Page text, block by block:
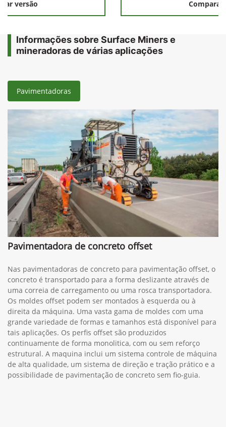
versão Comparar
Informações sobre Surface Miners e
mineradoras de várias aplicações
Pavimentadoras
Pavimentadora de concreto offset
Nas pavimentadoras de concreto para pavimentação offset, o
concreto é transportado para a forma deslizante através de
uma correia de carregamento ou uma rosca transportadora.
Os moldes offset podem ser montados à esquerda ou à
direita da máquina. Uma vasta gama de moldes com uma
grande variedade de formas e tamanhos está disponível para
tais aplicações. Os perfis offset são produzidos
continuamente de forma monolitica, com ou sem reforço
estrutural. A maquina inclui um sistema controle de máquina
de alta qualidade, um sistema de direção e tração prático e a
possibilidade de pavimentação de concreto sem fio-guia.